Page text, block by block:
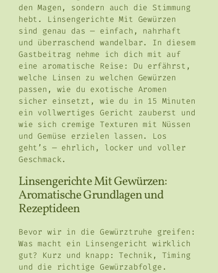
den Magen, sondern auch die Stimmung
hebt. Linsengerichte Mit Gewürzen
sind genau das — einfach, nahrhaft
und überraschend wandelbar. In diesem
Gastbeitrag nehme ich dich mit auf
eine aromatische Reise: Du erfährst,
welche Linsen zu welchen Gewürzen
passen, wie du exotische Aromen
sicher einsetzt, wie du in 15 Minuten
ein vollwertiges Gericht zauberst und
wie sich cremige Texturen mit Nüssen
und Gemüse erzielen lassen. Los
geht’s — ehrlich, locker und voller
Geschmack.
Linsengerichte Mit Gewürzen:
Aromatische Grundlagen und
Rezeptideen
Bevor wir in die Gewürztruhe greifen:
Was macht ein Linsengericht wirklich
gut? Kurz und knapp: Technik, Timing
und die richtige Gewürzabfolge.